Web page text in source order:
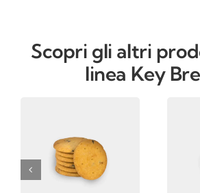
Scopri gli altri
linea Key